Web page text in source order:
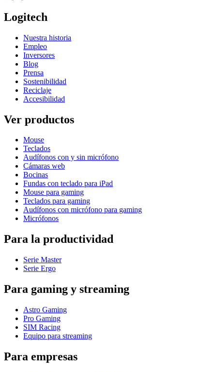
Logitech
Nuestra historia
Empleo
Inversores
Blog
Prensa
Sostenibilidad
Reciclaje
Accesibilidad
Ver productos
Mouse
Teclados
Audífonos con y sin micrófono
Cámaras web
Bocinas
Fundas con teclado para iPad
Mouse para gaming
Teclados para gaming
Audífonos con micrófono para gaming
Micrófonos
Para la productividad
Serie Master
Serie Ergo
Para gaming y streaming
Astro Gaming
Pro Gaming
SIM Racing
Equipo para streaming
Para empresas